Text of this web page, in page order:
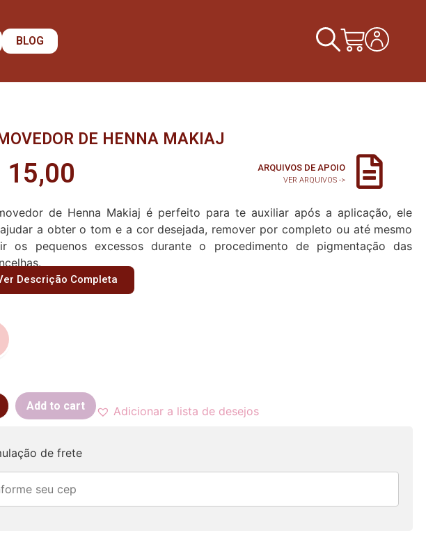
BLOG
DE HENNA MAKIAJ
15,00 ARQUIVOS DE APOIO
VER ARQUIVOS ->
de Henna Makiaj é perfeito para te auxiliar após a aplicação, ele
a obter o tom e a cor desejada, remover por completo ou até mesmo
os pequenos excessos durante o procedimento de pigmentação das
Descrição Completa
Add to cart Adicionar a lista de desejos
de frete